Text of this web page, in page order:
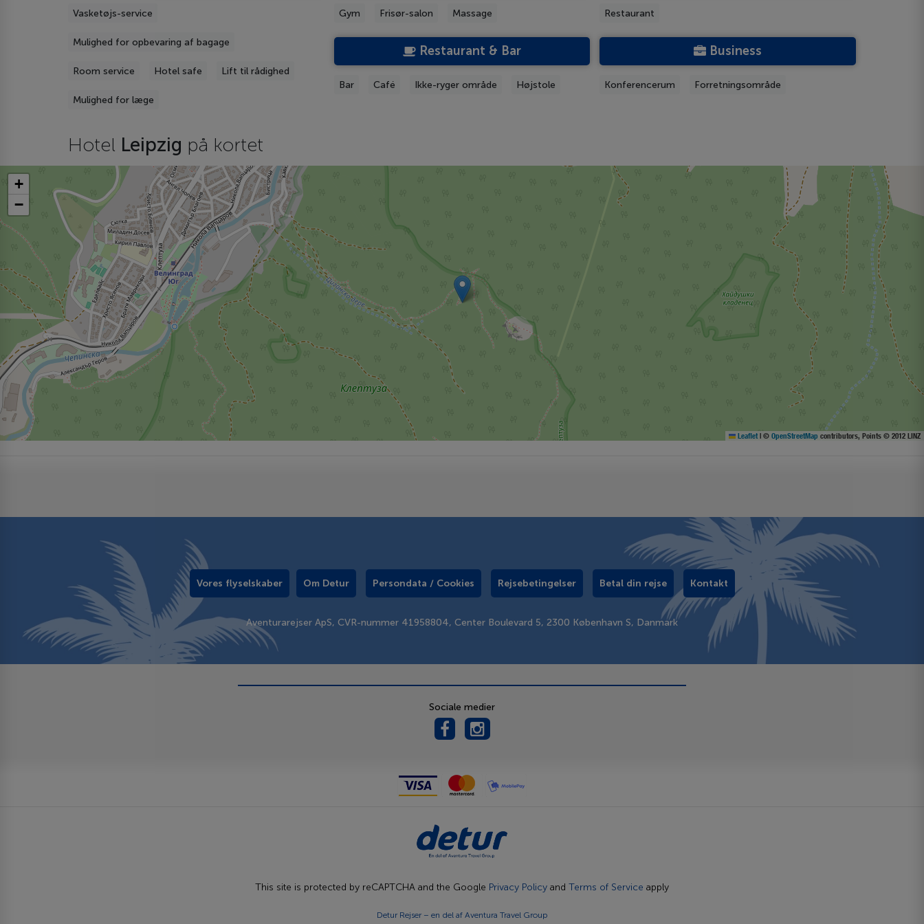
Vasketøjs-service
Mulighed for opbevaring af bagage
Room service Hotel safe Lift til rådighed
Mulighed for læge
Gym Frisør-salon Massage
Restaurant & Bar
Bar Café Ikke-ryger område Højstole
Restaurant
Business
Konferencerum Forretningsområde
Hotel Leipzig på kortet
+
−
Leaflet | © OpenStreetMap contributors, Points © 2012 LINZ
Vores flyselskaber Om Detur Persondata / Cookies Rejsebetingelser Betal din rejse Kontakt
Aventurarejser ApS, CVR-nummer 41958804, Center Boulevard 5, 2300 København S, Danmark
Sociale medier
This site is protected by reCAPTCHA and the Google Privacy Policy and Terms of Service apply
Detur Rejser – en del af Aventura Travel Group